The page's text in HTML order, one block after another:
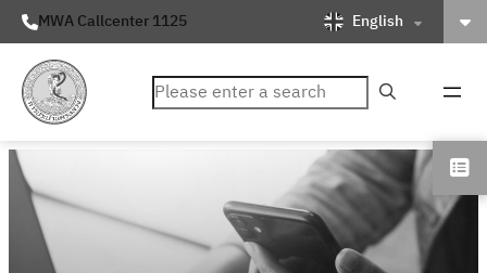
MWA Callcenter 1125 English
ค้นหา